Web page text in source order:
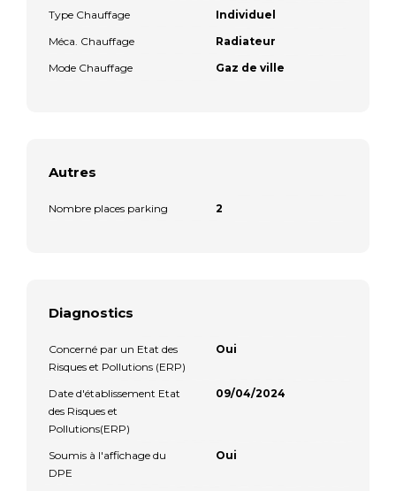
Type Chauffage
Individuel
Méca. Chauffage
Radiateur
Mode Chauffage
Gaz de ville
Autres
Nombre places parking 2
Diagnostics
Concerné par un Etat des
Risques et Pollutions (ERP)
Oui
Date d'établissement Etat
des Risques et
Pollutions(ERP)
09/04/2024
Soumis à l'affichage du
DPE
Oui